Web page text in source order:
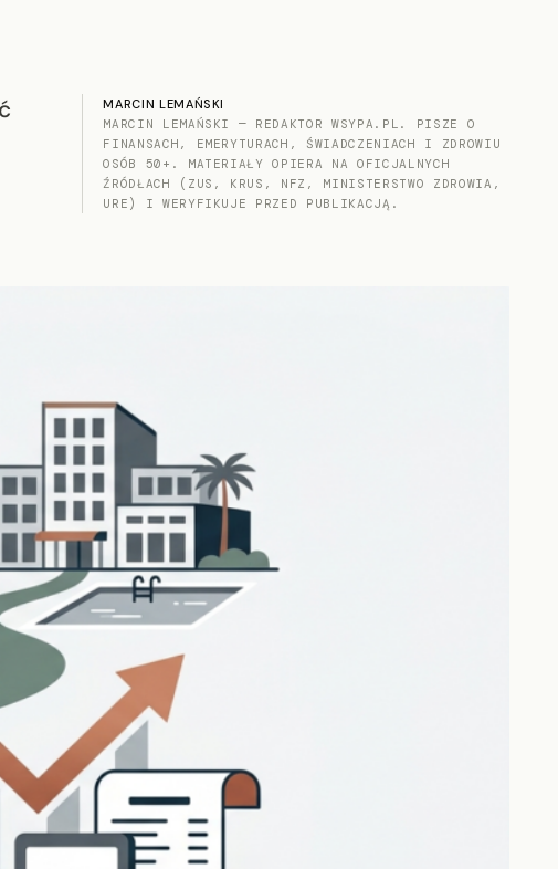
MARCIN LEMAŃSKI
MARCIN LEMAŃSKI — REDAKTOR WSYPA.PL. PISZE O
FINANSACH, EMERYTURACH, ŚWIADCZENIACH I ZDROWIU
OSÓB 50+. MATERIAŁY OPIERA NA OFICJALNYCH
ŹRÓDŁACH (ZUS, KRUS, NFZ, MINISTERSTWO ZDROWIA,
URE) I WERYFIKUJE PRZED PUBLIKACJĄ.